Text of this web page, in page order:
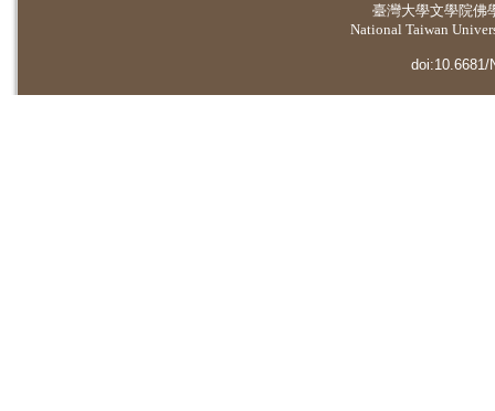
臺灣大學文學院佛
National Taiwan
doi:10.6681/